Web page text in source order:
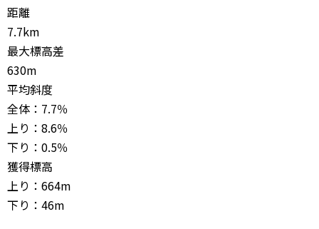
距離
7.7km
最大標高差
630m
平均斜度
全体：7.7％
上り：8.6％
下り：0.5％
獲得標高
上り：664m
下り：46m